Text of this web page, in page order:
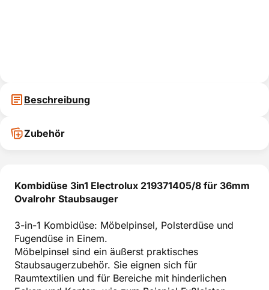
Beschreibung
Zubehör
Kombidüse 3in1 Electrolux 219371405/8 für 36mm
Ovalrohr Staubsauger
3-in-1 Kombidüse: Möbelpinsel, Polsterdüse und
Fugendüse in Einem.
Möbelpinsel sind ein äußerst praktisches
Staubsaugerzubehör. Sie eignen sich für
Raumtextilien und für Bereiche mit hinderlichen